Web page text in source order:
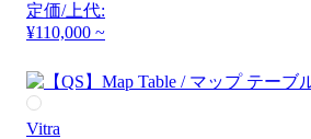
定価/上代:
¥110,000 ~
Vitra